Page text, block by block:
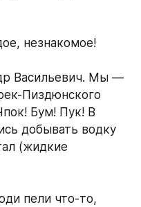
незнакомое!
Васильевич. Мы —
Пиздюнского
Бум! Пук! В
добывать водку
(жидкие
пели что-то,